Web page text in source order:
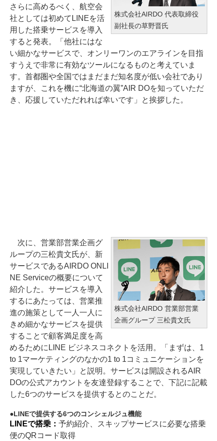
株式会社AIRDO 代表取締役
副社長の草野晋氏
さらに高めるべく、航空会
社としては初めてLINEを活
用した搭乗サービスを導入
すると発表。「他社にはな
い細かなサービスで、オンリーワンのエアラインを目指
すうえで非常に有効なツールになるものと考えていま
す。首都圏や全国ではまだまだ知名度が低い会社であり
ますが、これを機に“北海道の翼”AIR DOを知っていただ
き、応援していただれれば幸いです」と挨拶した。
株式会社AIRDO 営業部営業
企画グループ 三松貴文氏
次に、営業部営業企画グ
ループの三松貴文氏が、新
サービスであるAIRDO ONLI
NE Serviceの概要について
紹介した。サービスを導入
するにあたっては、営業推
進の施策として一人一人に
きめ細かなサービスを提供
することで顧客満足度を高
めるためにLINE ビジネスコネクトを活用。「まずは、1
to 1マーケティングのなかの1 to 1コミュニケーションを
実現していきたい」と説明。サービスは開設されるAIR
DOの公式アカウントを友達登録することで、下記に記載
した6つのサービスを提供するとのことだ。
LINEで提供する6つのコンシェルジュ機能
LINEで搭乗： 予約紹介、スキップサービスに必要な搭乗
便のQRコード取得